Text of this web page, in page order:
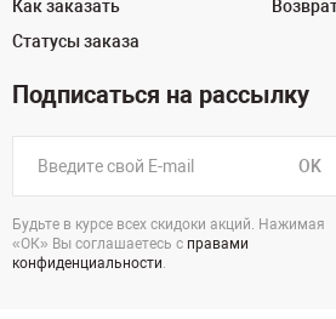
Как заказать
Статусы заказа
Подписаться на рассылку
OK
Будьте в курсе всех скидоки акций. Нажимая
«ОК» Вы соглашаетесь с правами
конфиденциальности.